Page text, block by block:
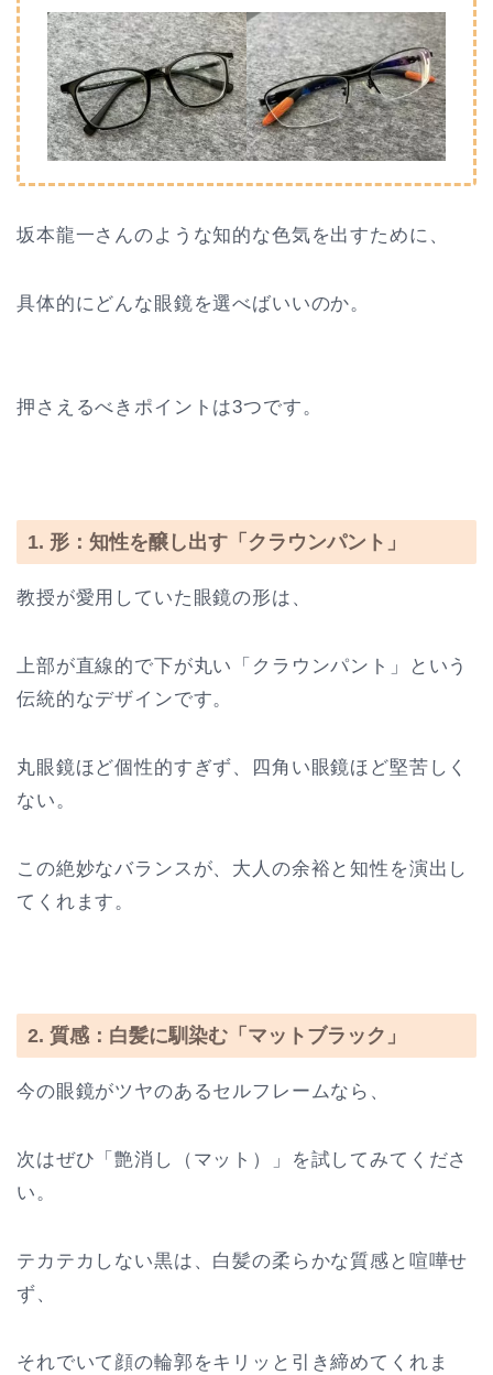
坂本龍一さんのような知的な色気を出すために、
具体的にどんな眼鏡を選べばいいのか。
押さえるべきポイントは3つです。
1. 形：知性を醸し出す「クラウンパント」
教授が愛用していた眼鏡の形は、
上部が直線的で下が丸い「クラウンパント」という
伝統的なデザインです。
丸眼鏡ほど個性的すぎず、四角い眼鏡ほど堅苦しく
ない。
この絶妙なバランスが、大人の余裕と知性を演出し
てくれます。
2. 質感：白髪に馴染む「マットブラック」
今の眼鏡がツヤのあるセルフレームなら、
次はぜひ「艶消し（マット）」を試してみてくださ
い。
テカテカしない黒は、白髪の柔らかな質感と喧嘩せ
ず、
それでいて顔の輪郭をキリッと引き締めてくれま